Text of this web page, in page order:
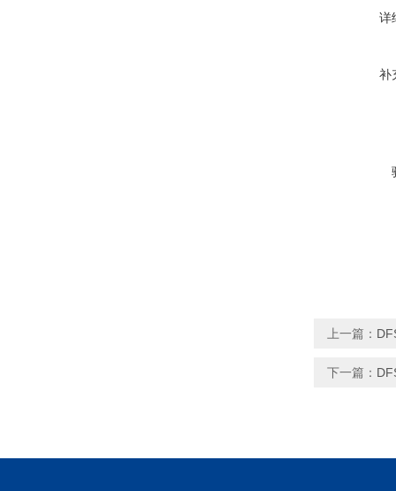
详
补
上一篇：
下一篇：